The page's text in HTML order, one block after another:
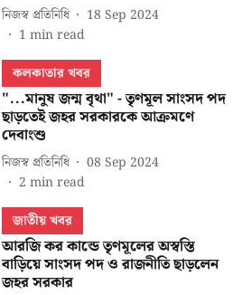
নিজস্ব প্রতিনিধি
18 Sep 2024
1 min read
কলকাতার খবর
"...মানুষ জন্ম বৃথা" - তৃণমূল সাংসদ পদ
ছাড়তেই জহর সরকারকে আক্রমণে
দেবাংশু
নিজস্ব প্রতিনিধি
08 Sep 2024
2 min read
জাতীয় খবর
আরজি কর কান্ডে তৃণমূলের অস্বস্তি
বাড়িয়ে সাংসদ পদ ও রাজনীতি ছাড়লেন
জহর সরকার